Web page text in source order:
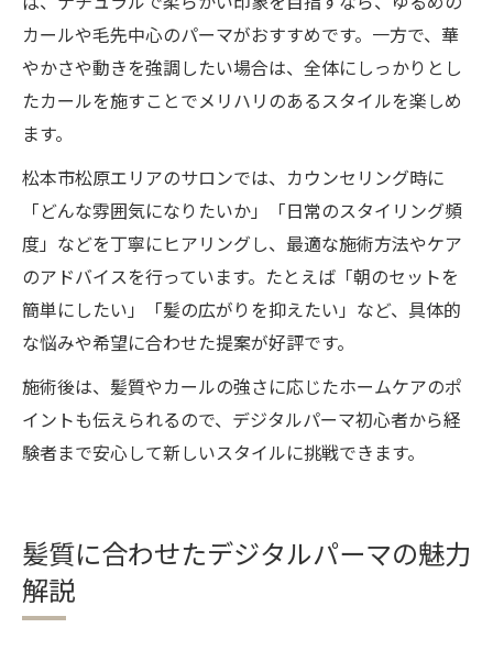
カールや毛先中心のパーマがおすすめです。一方で、華
やかさや動きを強調したい場合は、全体にしっかりとし
たカールを施すことでメリハリのあるスタイルを楽しめ
ます。
松本市松原エリアのサロンでは、カウンセリング時に
「どんな雰囲気になりたいか」「日常のスタイリング頻
度」などを丁寧にヒアリングし、最適な施術方法やケア
のアドバイスを行っています。たとえば「朝のセットを
簡単にしたい」「髪の広がりを抑えたい」など、具体的
な悩みや希望に合わせた提案が好評です。
施術後は、髪質やカールの強さに応じたホームケアのポ
イントも伝えられるので、デジタルパーマ初心者から経
験者まで安心して新しいスタイルに挑戦できます。
髪質に合わせたデジタルパーマの魅力
解説